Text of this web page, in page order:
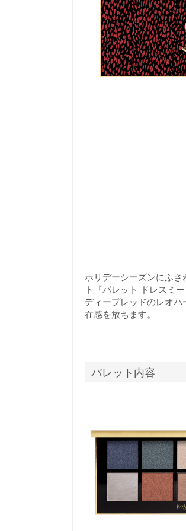
ホリデーシーズンにふ
ト『パレット ドレスミー
ディープレッドのレオ
在感を放ちます。
パレット内容